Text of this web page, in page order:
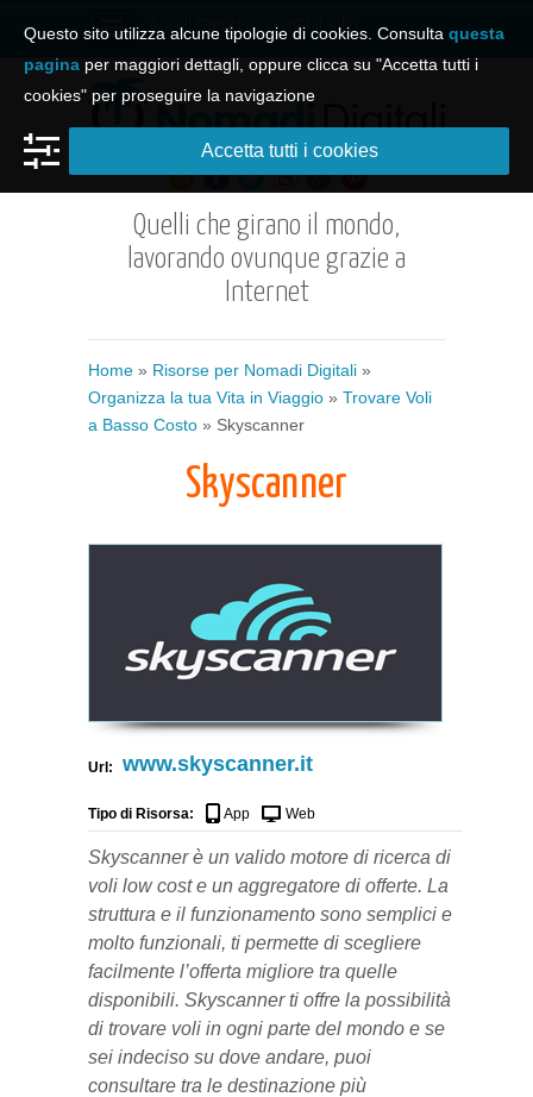
Apri il menu e naviga il sito
Quelli che girano il mondo,
lavorando ovunque grazie a
Internet
Home » Risorse per Nomadi Digitali »
Organizza la tua Vita in Viaggio » Trovare Voli
a Basso Costo » Skyscanner
Skyscanner
Url: www.skyscanner.it
Tipo di Risorsa: App Web
Skyscanner è un valido motore di ricerca di
voli low cost e un aggregatore di offerte. La
struttura e il funzionamento sono semplici e
molto funzionali, ti permette di scegliere
facilmente l’offerta migliore tra quelle
disponibili. Skyscanner ti offre la possibilità
di trovare voli in ogni parte del mondo e se
sei indeciso su dove andare, puoi
consultare tra le destinazione più
Questo sito utilizza alcune tipologie di cookies. Consulta questa
pagina per maggiori dettagli, oppure clicca su "Accetta tutti i
cookies" per proseguire la navigazione
Accetta tutti i cookies